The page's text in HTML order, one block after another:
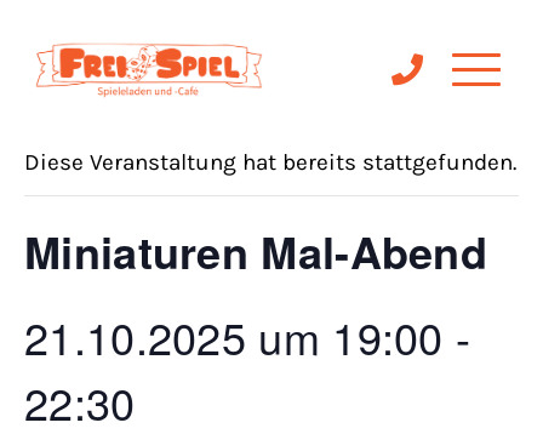
« Alle Veranstaltungen
Diese Veranstaltung hat bereits stattgefunden.
Miniaturen Mal-Abend
21.10.2025 um 19:00 -
22:30